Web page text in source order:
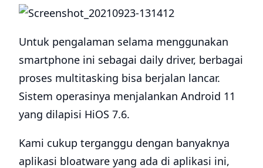
Untuk pengalaman selama menggunakan
smartphone ini sebagai daily driver, berbagai
proses multitasking bisa berjalan lancar.
Sistem operasinya menjalankan Android 11
yang dilapisi HiOS 7.6.
Kami cukup terganggu dengan banyaknya
aplikasi bloatware yang ada di aplikasi ini,